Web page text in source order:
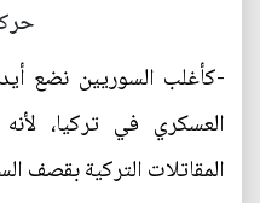
-كأغلب السوريين نضع
العسكري في تركيا،
المقاتلات التركية بقصف